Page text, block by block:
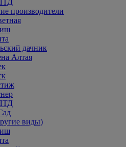
производители
дачник
Алтая
виды)